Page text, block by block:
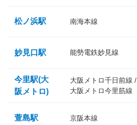
松ノ浜駅 南海本線
妙見口駅 能勢電鉄妙見線
今里駅(大
阪メトロ)
大阪メトロ千日前線 /
大阪メトロ今里筋線
萱島駅 京阪本線